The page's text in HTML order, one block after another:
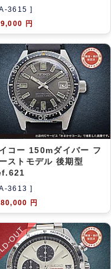
3615 ]
円
コー 150mダイバー フ
ストモデル 後期型
3613 ]
円
OUT